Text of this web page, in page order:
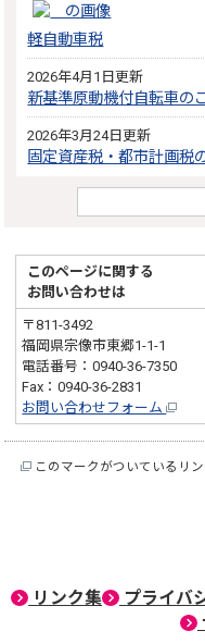
軽自動車税
2026年4月1日更新
新基準原動機付自転車の
2026年3月24日更新
固定資産税・都市計画税
このページに関する
お問い合わせは
〒811-3492
福岡県宗像市東郷1-1-1
電話番号：0940-36-7350
Fax：0940-36-2831
お問い合わせフォーム
このマークがついているリ
リンク集 プライバ